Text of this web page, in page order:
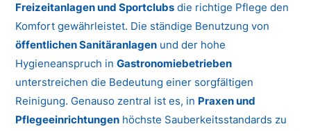
Freizeitanlagen und Sportclubs die richtige Pflege den
Komfort gewährleistet. Die ständige Benutzung von
öffentlichen Sanitäranlagen und der hohe
Hygieneanspruch inGastronomiebetrieben
unterstreichen die Bedeutung einer sorgfältigen
Reinigung. Genauso zentral ist es, in Praxen und
Pflegeeinrichtungen höchste Sauberkeitsstandards zu